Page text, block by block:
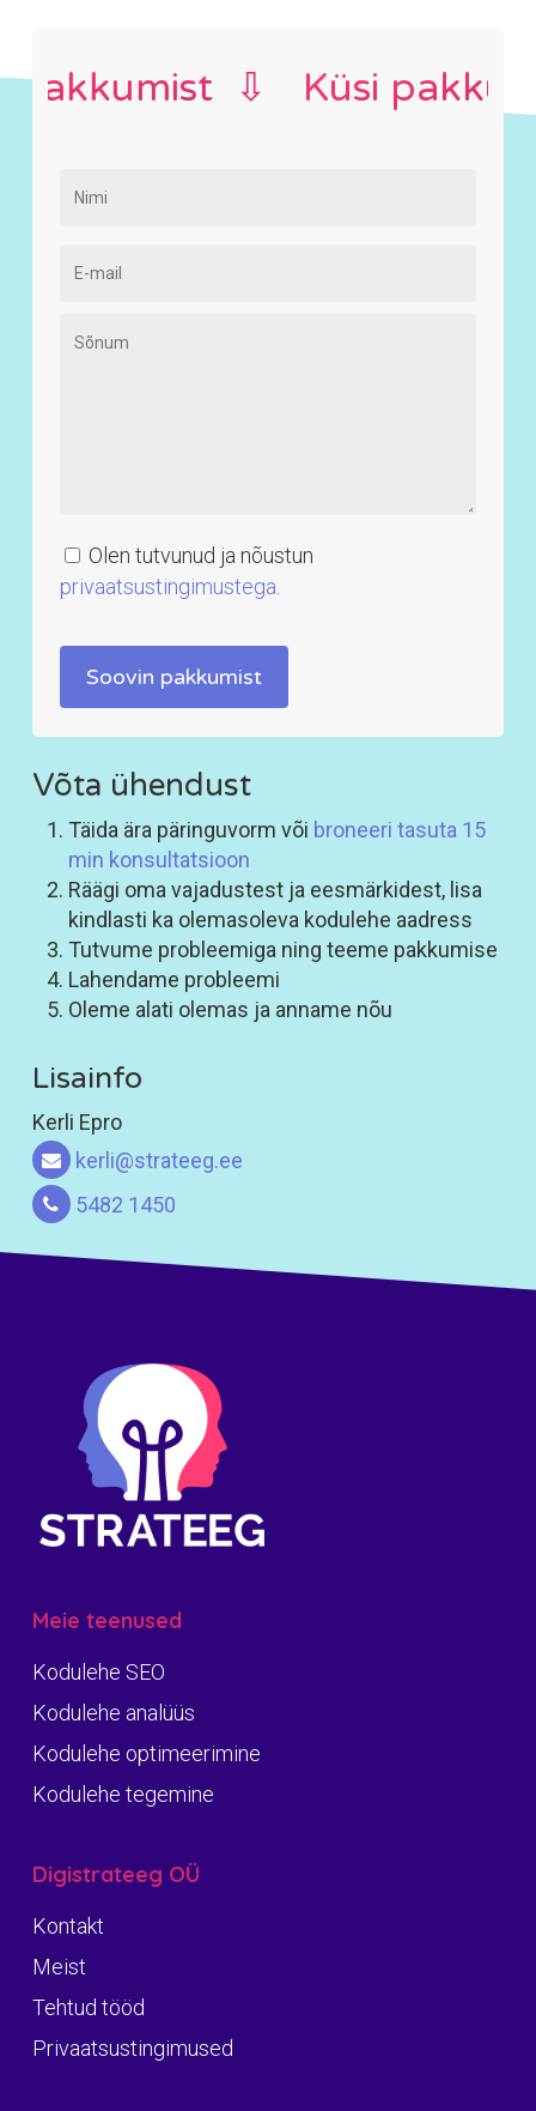
⇩ Küsi
Olen tutvunud ja nõustun
privaatsustingimustega.
Võta ühendust
Täida ära päringuvorm või broneeri tasuta 15
min konsultatsioon
Räägi oma vajadustest ja eesmärkidest, lisa
kindlasti ka olemasoleva kodulehe aadress
Tutvume probleemiga ning teeme pakkumise
Lahendame probleemi
Oleme alati olemas ja anname nõu
Lisainfo
Kerli Epro
kerli@strateeg.ee
5482 1450
Meie teenused
Kodulehe SEO
Kodulehe analüüs
Kodulehe optimeerimine
Kodulehe tegemine
Digistrateeg OÜ
Kontakt
Meist
Tehtud tööd
Privaatsustingimused